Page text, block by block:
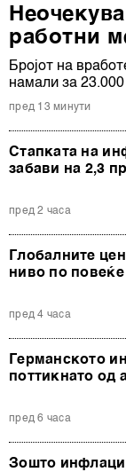
работни
Бројот на
намали за
пред 13 минути
Стапката на
забави на 2,3
пред 2 часа
Глобалните
ниво по
пред 4 часа
Германското
поттикнато од
пред 6 часа
Зошто